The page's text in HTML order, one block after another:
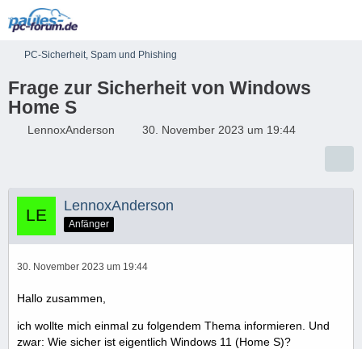
PC-Sicherheit, Spam und Phishing
Frage zur Sicherheit von Windows
Home S
LennoxAnderson 30. November 2023 um 19:44
LennoxAnderson
Anfänger
30. November 2023 um 19:44
Hallo zusammen,
ich wollte mich einmal zu folgendem Thema informieren. Und
zwar: Wie sicher ist eigentlich Windows 11 (Home S)?